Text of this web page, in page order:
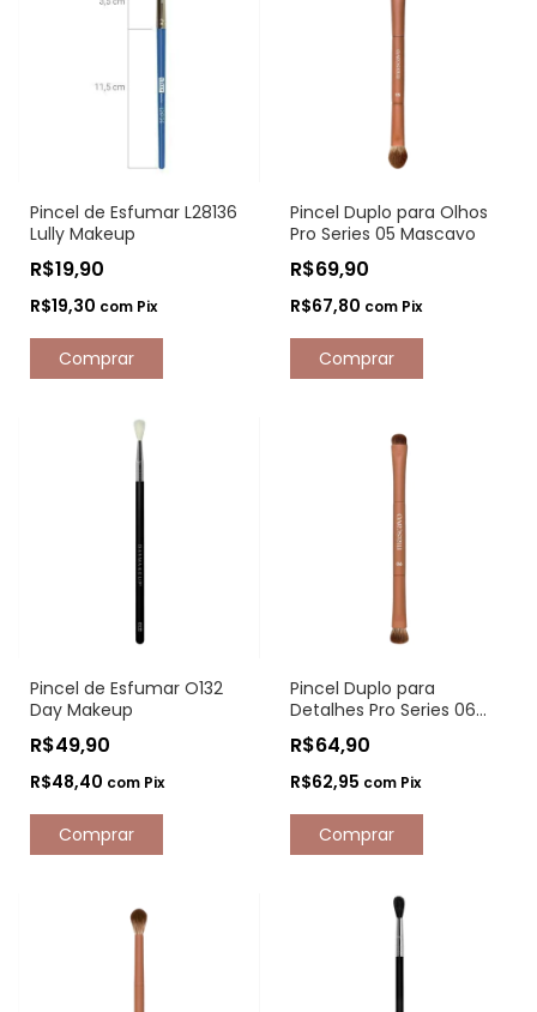
Pincel de Esfumar L28136
Lully Makeup
R$19,90
R$19,30 com Pix
Pincel Duplo para Olhos
Pro Series 05 Mascavo
R$69,90
R$67,80 com Pix
Pincel de Esfumar O132
Day Makeup
R$49,90
R$48,40 com Pix
Pincel Duplo para
Detalhes Pro Series 06
Mascavo
R$64,90
R$62,95 com Pix